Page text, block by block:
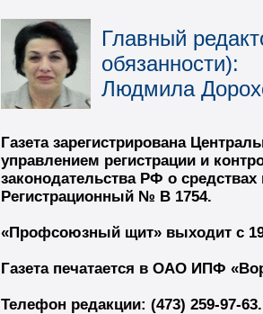
Главный
обязанности):
Людмила
Газета зарегистрирована
управлением регистрации и
законодательства РФ о
Регистрационный № В 1754.
«Профсоюзный щит» выходит с
Газета печатается в ОАО ИПФ
Телефон редакции: (473) 259-97-63.